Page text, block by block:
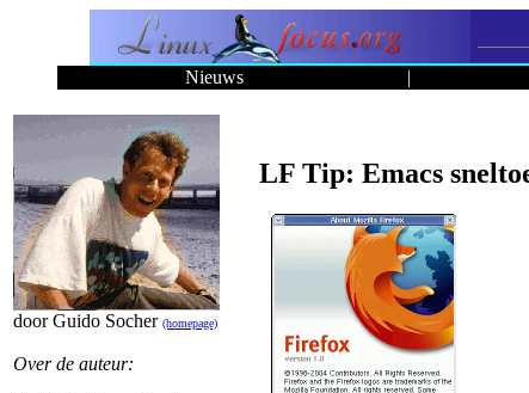
Nieuws |
door Guido Socher (homepage)
Over de auteur:
LF Tip: Emacs